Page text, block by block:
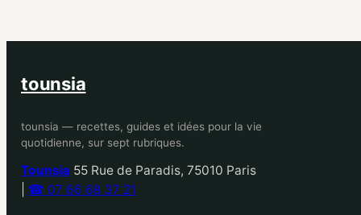
tounsia
tounsia — recettes, guides et idées pour la vie
quotidienne, sur sept rubriques.
Tounsia 55 Rue de Paradis, 75010 Paris
☎ 07 66 68 37 21